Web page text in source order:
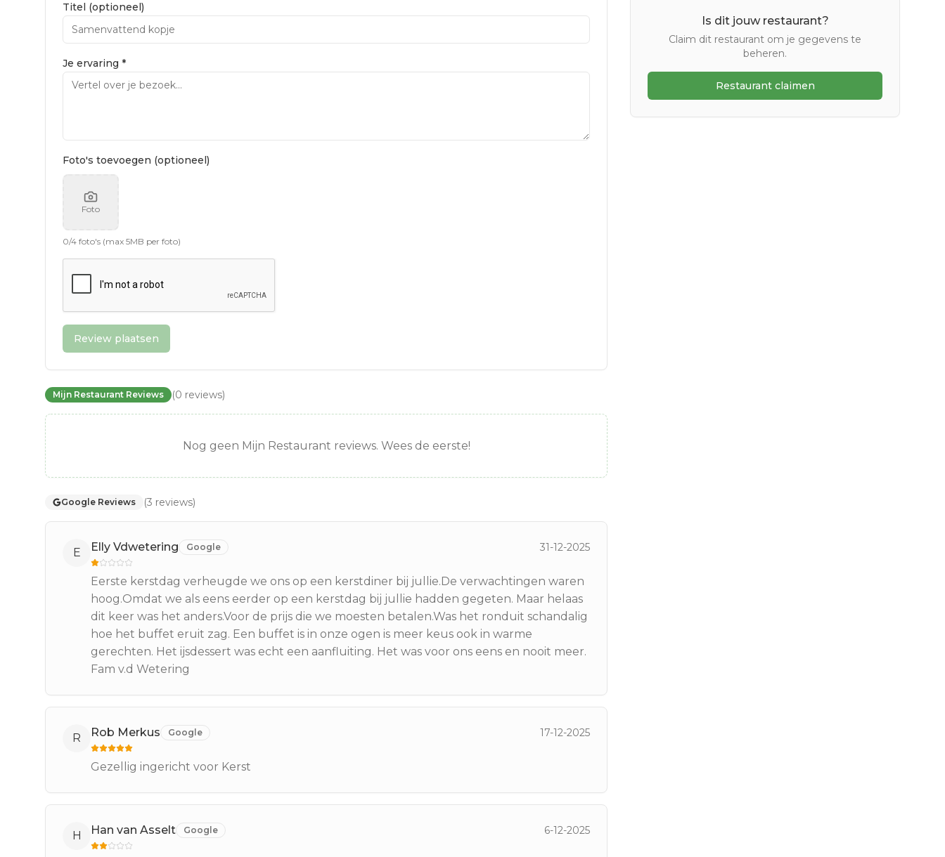
Titel (optioneel)
Je ervaring *
Foto's toevoegen (optioneel)
Foto
0/4 foto's (max 5MB per foto)
Review plaatsen
Mijn Restaurant Reviews (0 reviews)
Nog geen Mijn Restaurant reviews. Wees de eerste!
Google Reviews (3 reviews)
E Elly Vdwetering Google 31-12-2025
Eerste kerstdag verheugde we ons op een kerstdiner bij jullie.De verwachtingen waren
hoog.Omdat we als eens eerder op een kerstdag bij jullie hadden gegeten. Maar helaas
dit keer was het anders.Voor de prijs die we moesten betalen.Was het ronduit schandalig
hoe het buffet eruit zag. Een buffet is in onze ogen is meer keus ook in warme
gerechten. Het ijsdessert was echt een aanfluiting. Het was voor ons eens en nooit meer.
Fam v.d Wetering
R Rob Merkus Google 17-12-2025
Gezellig ingericht voor Kerst
H Han van Asselt Google 6-12-2025
Is dit jouw restaurant?
Claim dit restaurant om je gegevens te
beheren.
Restaurant claimen